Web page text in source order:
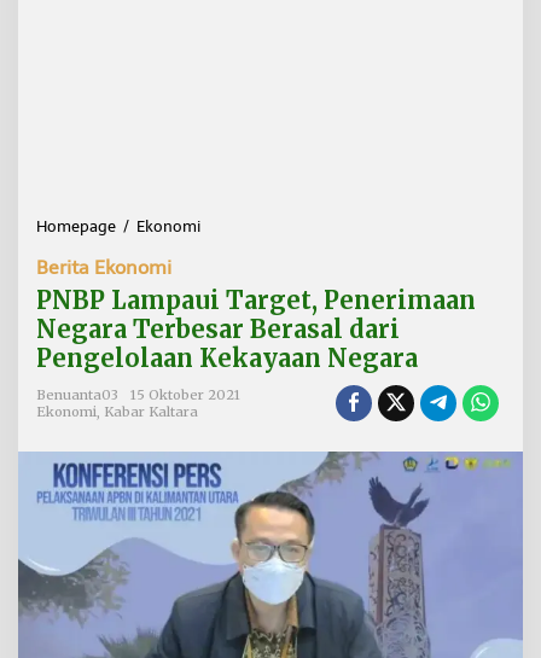
Homepage / Ekonomi
P
L
a
m
a
T
a
r
,
Berita Ekonomi
PNBP Lampaui Target, Penerimaan
Negara Terbesar Berasal dari
Pengelolaan Kekayaan Negara
Benuanta03
15 Oktober 2021
Ekonomi Kabar Kaltara